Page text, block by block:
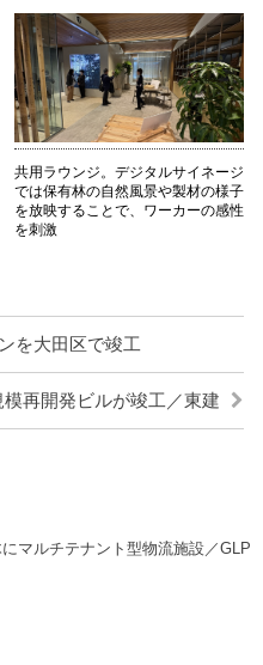
共用ラウンジ。デジタルサイネージ
では保有林の自然風景や製材の様子
を放映することで、ワーカーの感性
を刺激
を大田区で竣工
再開発ビルが竣工／東建
マルチテナント型物流施設／GLP